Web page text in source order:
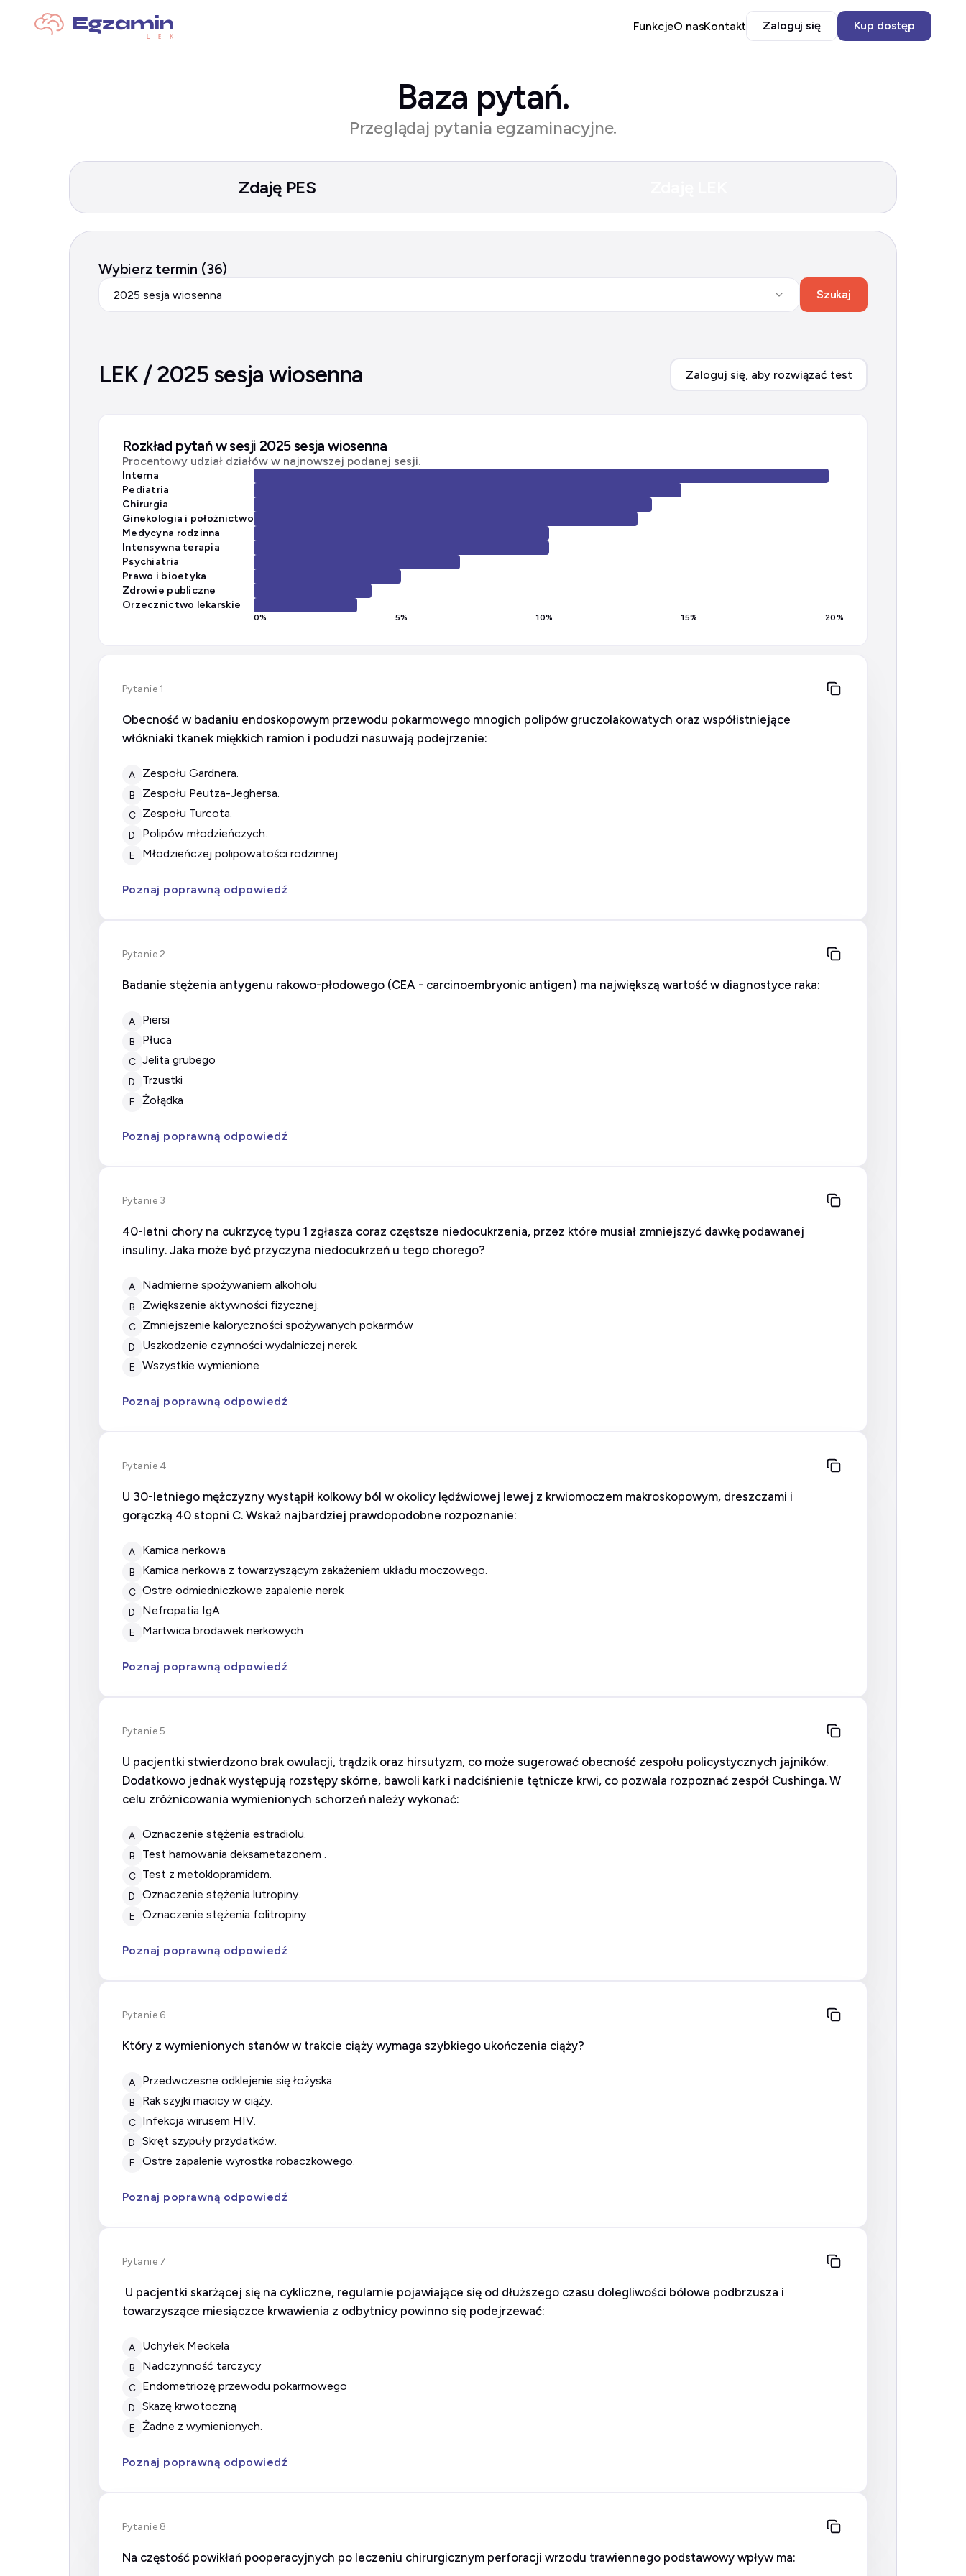
FunkcjeO nasKontakt Zaloguj się Kup dostęp
Baza pytań.
Przeglądaj pytania egzaminacyjne.
Zdaję PES
Wybierz termin (36)
2025 sesja wiosenna Szukaj
LEK / 2025 sesja wiosenna Zaloguj się, aby rozwiązać test
Rozkład pytań w sesji 2025 sesja wiosenna
Procentowy udział działów w najnowszej podanej sesji.
Interna
Pediatria
Chirurgia
Ginekologia i położnictwo
Medycyna rodzinna
Intensywna terapia
Psychiatria
Prawo i bioetyka
Zdrowie publiczne
Orzecznictwo lekarskie
0% 5% 10% 15% 20%
Pytanie 1
Obecność w badaniu endoskopowym przewodu pokarmowego mnogich polipów gruczolakowatych oraz współistniejące
włókniaki tkanek miękkich ramion i podudzi nasuwają podejrzenie:
A zespołu Gardnera.
B zespołu Peutza-Jeghersa.
C zespołu Turcota.
D polipów młodzieńczych.
E młodzieńczej polipowatości rodzinnej.
Poznaj poprawną odpowiedź
Pytanie 2
Badanie stężenia antygenu rakowo-płodowego (CEA - carcinoembryonic antigen) ma największą wartość w diagnostyce raka:
A Piersi
B Płuca
C Jelita grubego
D Trzustki
E Żołądka
Poznaj poprawną odpowiedź
Pytanie 3
40-letni chory na cukrzycę typu 1 zgłasza coraz częstsze niedocukrzenia, przez które musiał zmniejszyć dawkę podawanej
insuliny. Jaka może być przyczyna niedocukrzeń u tego chorego?
A nadmierne spożywaniem alkoholu
B zwiększenie aktywności fizycznej.
C zmniejszenie kaloryczności spożywanych pokarmów
D uszkodzenie czynności wydalniczej nerek.
E wszystkie wymienione
Poznaj poprawną odpowiedź
Pytanie 4
U 30-letniego mężczyzny wystąpił kolkowy ból w okolicy lędźwiowej lewej z krwiomoczem makroskopowym, dreszczami i
gorączką 40 stopni C. Wskaż najbardziej prawdopodobne rozpoznanie:
A kamica nerkowa
B kamica nerkowa z towarzyszącym zakażeniem układu moczowego.
C ostre odmiedniczkowe zapalenie nerek
D nefropatia IgA
E martwica brodawek nerkowych
Poznaj poprawną odpowiedź
Pytanie 5
U pacjentki stwierdzono brak owulacji, trądzik oraz hirsutyzm, co może sugerować obecność zespołu policystycznych jajników.
Dodatkowo jednak występują rozstępy skórne, bawoli kark i nadciśnienie tętnicze krwi, co pozwala rozpoznać zespół Cushinga. W
celu zróżnicowania wymienionych schorzeń należy wykonać:
A oznaczenie stężenia estradiolu.
B test hamowania deksametazonem .
C test z metoklopramidem.
D oznaczenie stężenia lutropiny.
E oznaczenie stężenia folitropiny
Poznaj poprawną odpowiedź
Pytanie 6
Który z wymienionych stanów w trakcie ciąży wymaga szybkiego ukończenia ciąży?
A przedwczesne odklejenie się łożyska
B rak szyjki macicy w ciąży.
C infekcja wirusem HIV.
D skręt szypuły przydatków.
E ostre zapalenie wyrostka robaczkowego.
Poznaj poprawną odpowiedź
Pytanie 7
U pacjentki skarżącej się na cykliczne, regularnie pojawiające się od dłuższego czasu dolegliwości bólowe podbrzusza i
towarzyszące miesiączce krwawienia z odbytnicy powinno się podejrzewać:
A uchyłek Meckela
B nadczynność tarczycy
C endometriozę przewodu pokarmowego
D skazę krwotoczną
E żadne z wymienionych.
Poznaj poprawną odpowiedź
Pytanie 8
Na częstość powikłań pooperacyjnych po leczeniu chirurgicznym perforacji wrzodu trawiennego podstawowy wpływ ma: